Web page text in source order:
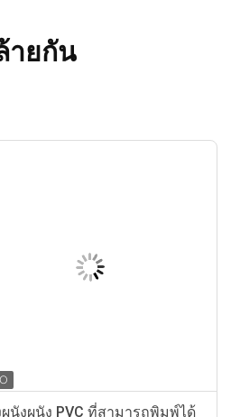
ยกัน
นังผนัง PVC ที่สามารถพิมพ์ได้